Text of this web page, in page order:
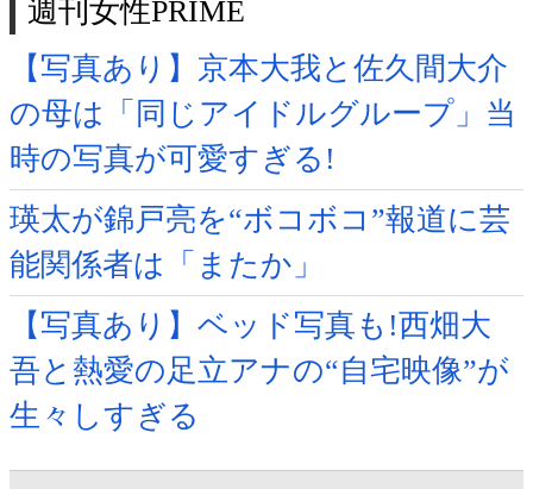
週刊女性PRIME
【写真あり】京本大我と佐久間大介
の母は「同じアイドルグループ」当
時の写真が可愛すぎる!
瑛太が錦戸亮を“ボコボコ”報道に芸
能関係者は「またか」
【写真あり】ベッド写真も!西畑大
吾と熱愛の足立アナの“自宅映像”が
生々しすぎる